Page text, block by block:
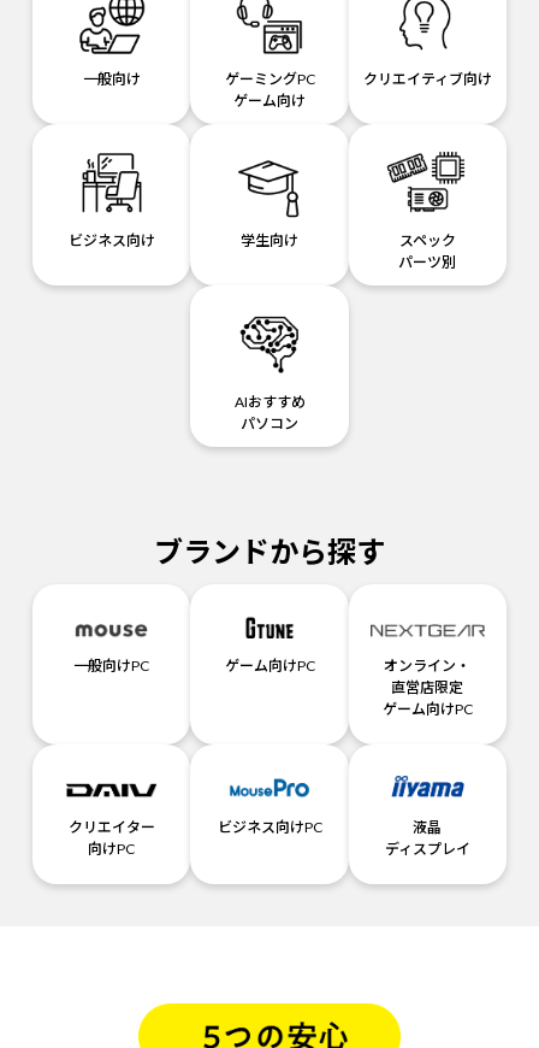
一般向け
ゲーミングPC
ゲーム向け
クリエイティブ向け
ビジネス向け 学生向け
スペック
パーツ別
AIおすすめ
パソコン
ブランドから探す
一般向けPC ゲーム向けPC
オンライン・
直営店限定
ゲーム向けPC
クリエイター
向けPC
ビジネス向けPC
液晶
ディスプレイ